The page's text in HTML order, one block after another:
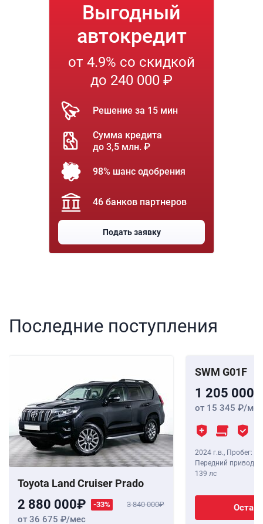
Выгодный
автокредит
от 4.9% со скидкой
до 240 000 ₽
Решение за 15 мин
Сумма кредита
до 3,5 млн. ₽
98% шанс одобрения
46 банков партнеров
Подать заявку
Последние поступления
Toyota Land Cruiser Prado
2 880 000 -33% 3 840 000
от 36 675 /мес
SWM G01F
1 205 000
от 15 345 /мес
2024 г.в., Пробег: 8
Передний привод,
139 лс